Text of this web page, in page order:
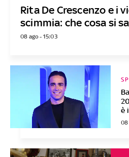
Rita De Crescenzo e i
scimmia: che cosa si
08 ago - 15:03
è
08